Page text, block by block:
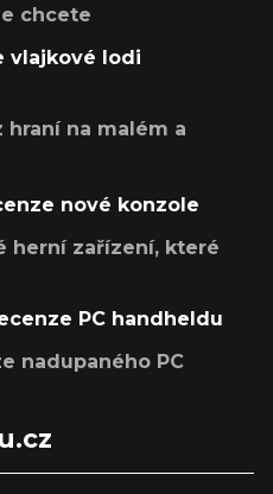
chcete
vlajkové lodi
hraní na malém a
nové konzole
herní zařízení, které
PC handheldu
nadupaného PC